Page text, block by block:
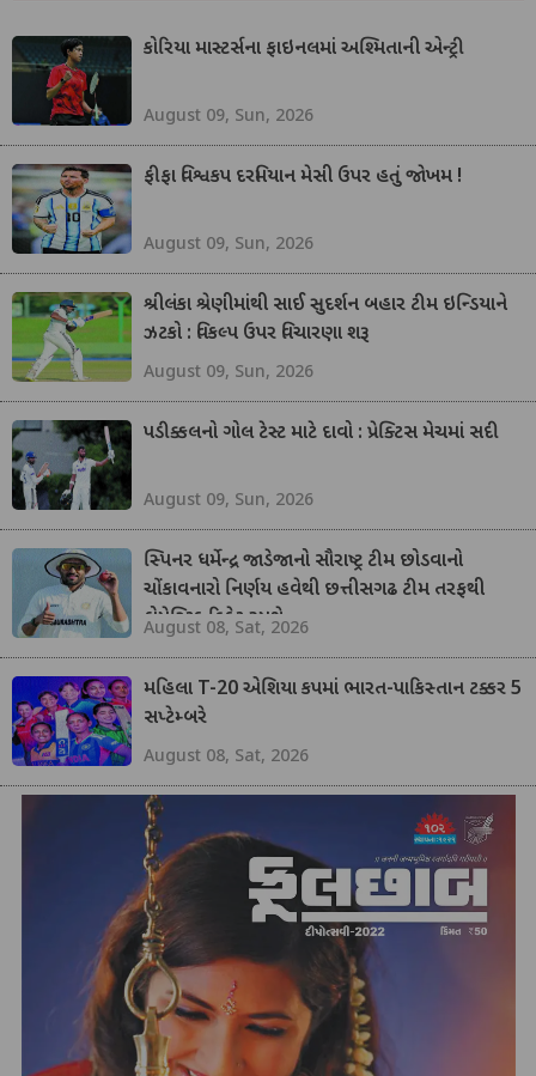
કોરિયા માસ્ટર્સના ફાઇનલમાં અશ્મિતાની એન્ટ્રી
August 09, Sun, 2026
ફીફા વિશ્વકપ દરમિયાન મેસી ઉપર હતું જોખમ !
August 09, Sun, 2026
શ્રીલંકા શ્રેણીમાંથી સાઈ સુદર્શન બહાર ટીમ ઇન્ડિયાને
ઝટકો : વિકલ્પ ઉપર વિચારણા શરૂ
August 09, Sun, 2026
પડીક્કલનો ગોલ ટેસ્ટ માટે દાવો : પ્રેક્ટિસ મેચમાં સદી
August 09, Sun, 2026
સ્પિનર ધર્મેન્દ્ર જાડેજાનો સૌરાષ્ટ્ર ટીમ છોડવાનો
ચોંકાવનારો નિર્ણય હવેથી છત્તીસગઢ ટીમ તરફથી
ડોમેસ્ટિક ક્રિકેટ રમશે
August 08, Sat, 2026
મહિલા T-20 એશિયા કપમાં ભારત-પાકિસ્તાન ટક્કર 5
સપ્ટેમ્બરે
August 08, Sat, 2026